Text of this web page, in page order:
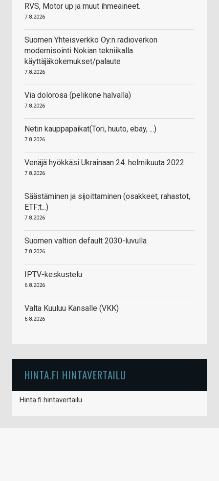
RVS, Motor up ja muut ihmeaineet.
7.8.2026
Suomen Yhteisverkko Oy:n radioverkon
modernisointi Nokian tekniikalla
käyttäjäkokemukset/palaute
7.8.2026
Via dolorosa (pelikone halvalla)
7.8.2026
Netin kauppapaikat(Tori, huuto, ebay, ...)
7.8.2026
Venäjä hyökkäsi Ukrainaan 24. helmikuuta 2022
7.8.2026
Säästäminen ja sijoittaminen (osakkeet, rahastot,
ETF:t...)
7.8.2026
Suomen valtion default 2030-luvulla
7.8.2026
IPTV-keskustelu
6.8.2026
Valta Kuuluu Kansalle (VKK)
6.8.2026
HINTA.FI HINTAVERTAILU
Hinta.fi hintavertailu